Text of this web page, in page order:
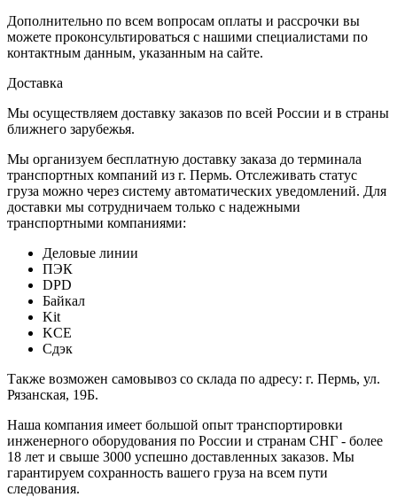
Дополнительно по всем вопросам оплаты и рассрочки вы
можете проконсультироваться с нашими специалистами по
контактным данным, указанным на сайте.
Доставка
Мы осуществляем доставку заказов по всей России и в страны
ближнего зарубежья.
Мы организуем бесплатную доставку заказа до терминала
транспортных компаний из г. Пермь. Отслеживать статус
груза можно через систему автоматических уведомлений. Для
доставки мы сотрудничаем только с надежными
транспортными компаниями:
Деловые линии
ПЭК
DPD
Байкал
Kit
KCE
Сдэк
Также возможен самовывоз со склада по адресу: г. Пермь, ул.
Рязанская, 19Б.
Наша компания имеет большой опыт транспортировки
инженерного оборудования по России и странам СНГ - более
18 лет и свыше 3000 успешно доставленных заказов. Мы
гарантируем сохранность вашего груза на всем пути
следования.